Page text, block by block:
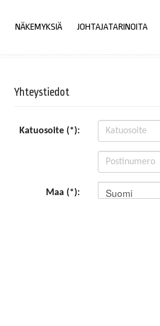
NÄKEMYKSIÄ JOHTAJATARINOITA
Yhteystiedot
Katuosoite (*):
Maa (*): Suomi